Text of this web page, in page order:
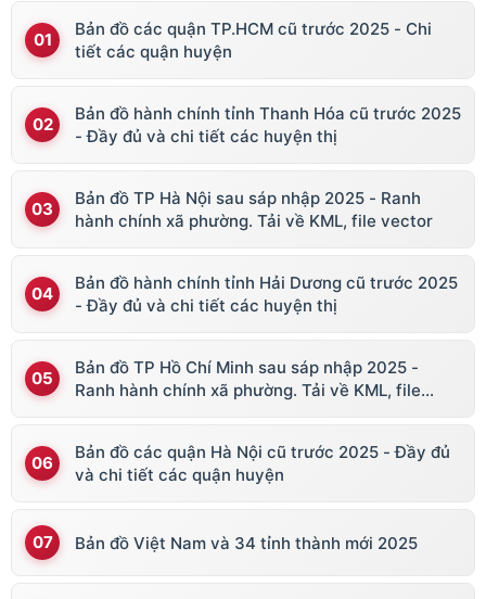
Bản đồ các quận TP.HCM cũ trước 2025 - Chi
tiết các quận huyện
Bản đồ hành chính tỉnh Thanh Hóa cũ trước 2025
- Đầy đủ và chi tiết các huyện thị
Bản đồ TP Hà Nội sau sáp nhập 2025 - Ranh
hành chính xã phường. Tải về KML, file vector
Bản đồ hành chính tỉnh Hải Dương cũ trước 2025
- Đầy đủ và chi tiết các huyện thị
Bản đồ TP Hồ Chí Minh sau sáp nhập 2025 -
Ranh hành chính xã phường. Tải về KML, file
Bản đồ các quận Hà Nội cũ trước 2025 - Đầy đủ
và chi tiết các quận huyện
Bản đồ Việt Nam và 34 tỉnh thành mới 2025